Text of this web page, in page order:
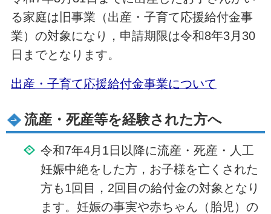
る家庭は旧事業（出産・子育て応援給付金事
業）の対象になり，申請期限は令和8年3月30
日までとなります。
出産・子育て応援給付金事業について
流産・死産等を経験された方へ
令和7年4月1日以降に流産・死産・人工
妊娠中絶をした方，お子様を亡くされた
方も1回目，2回目の給付金の対象となり
ます。妊娠の事実や赤ちゃん（胎児）の